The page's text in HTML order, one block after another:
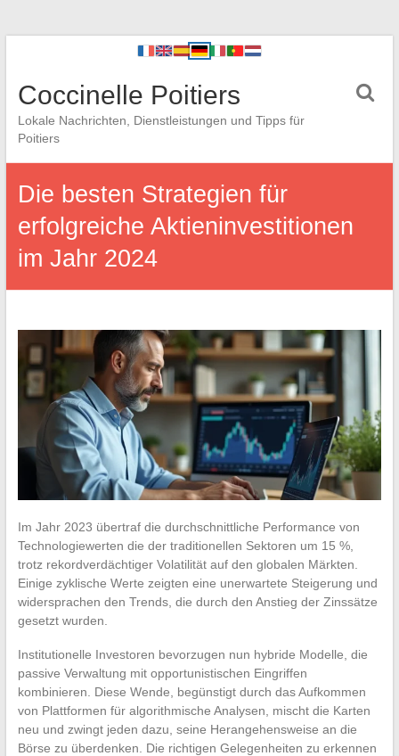
Coccinelle Poitiers
Lokale Nachrichten, Dienstleistungen und Tipps für
Poitiers
Die besten Strategien für
erfolgreiche Aktieninvestitionen
im Jahr 2024
Im Jahr 2023 übertraf die durchschnittliche Performance von
Technologiewerten die der traditionellen Sektoren um 15 %,
trotz rekordverdächtiger Volatilität auf den globalen Märkten.
Einige zyklische Werte zeigten eine unerwartete Steigerung und
widersprachen den Trends, die durch den Anstieg der Zinssätze
gesetzt wurden.
Institutionelle Investoren bevorzugen nun hybride Modelle, die
passive Verwaltung mit opportunistischen Eingriffen
kombinieren. Diese Wende, begünstigt durch das Aufkommen
von Plattformen für algorithmische Analysen, mischt die Karten
neu und zwingt jeden dazu, seine Herangehensweise an die
Börse zu überdenken. Die richtigen Gelegenheiten zu erkennen